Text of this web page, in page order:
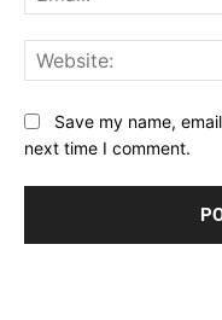
Save my name,
next time I comment.